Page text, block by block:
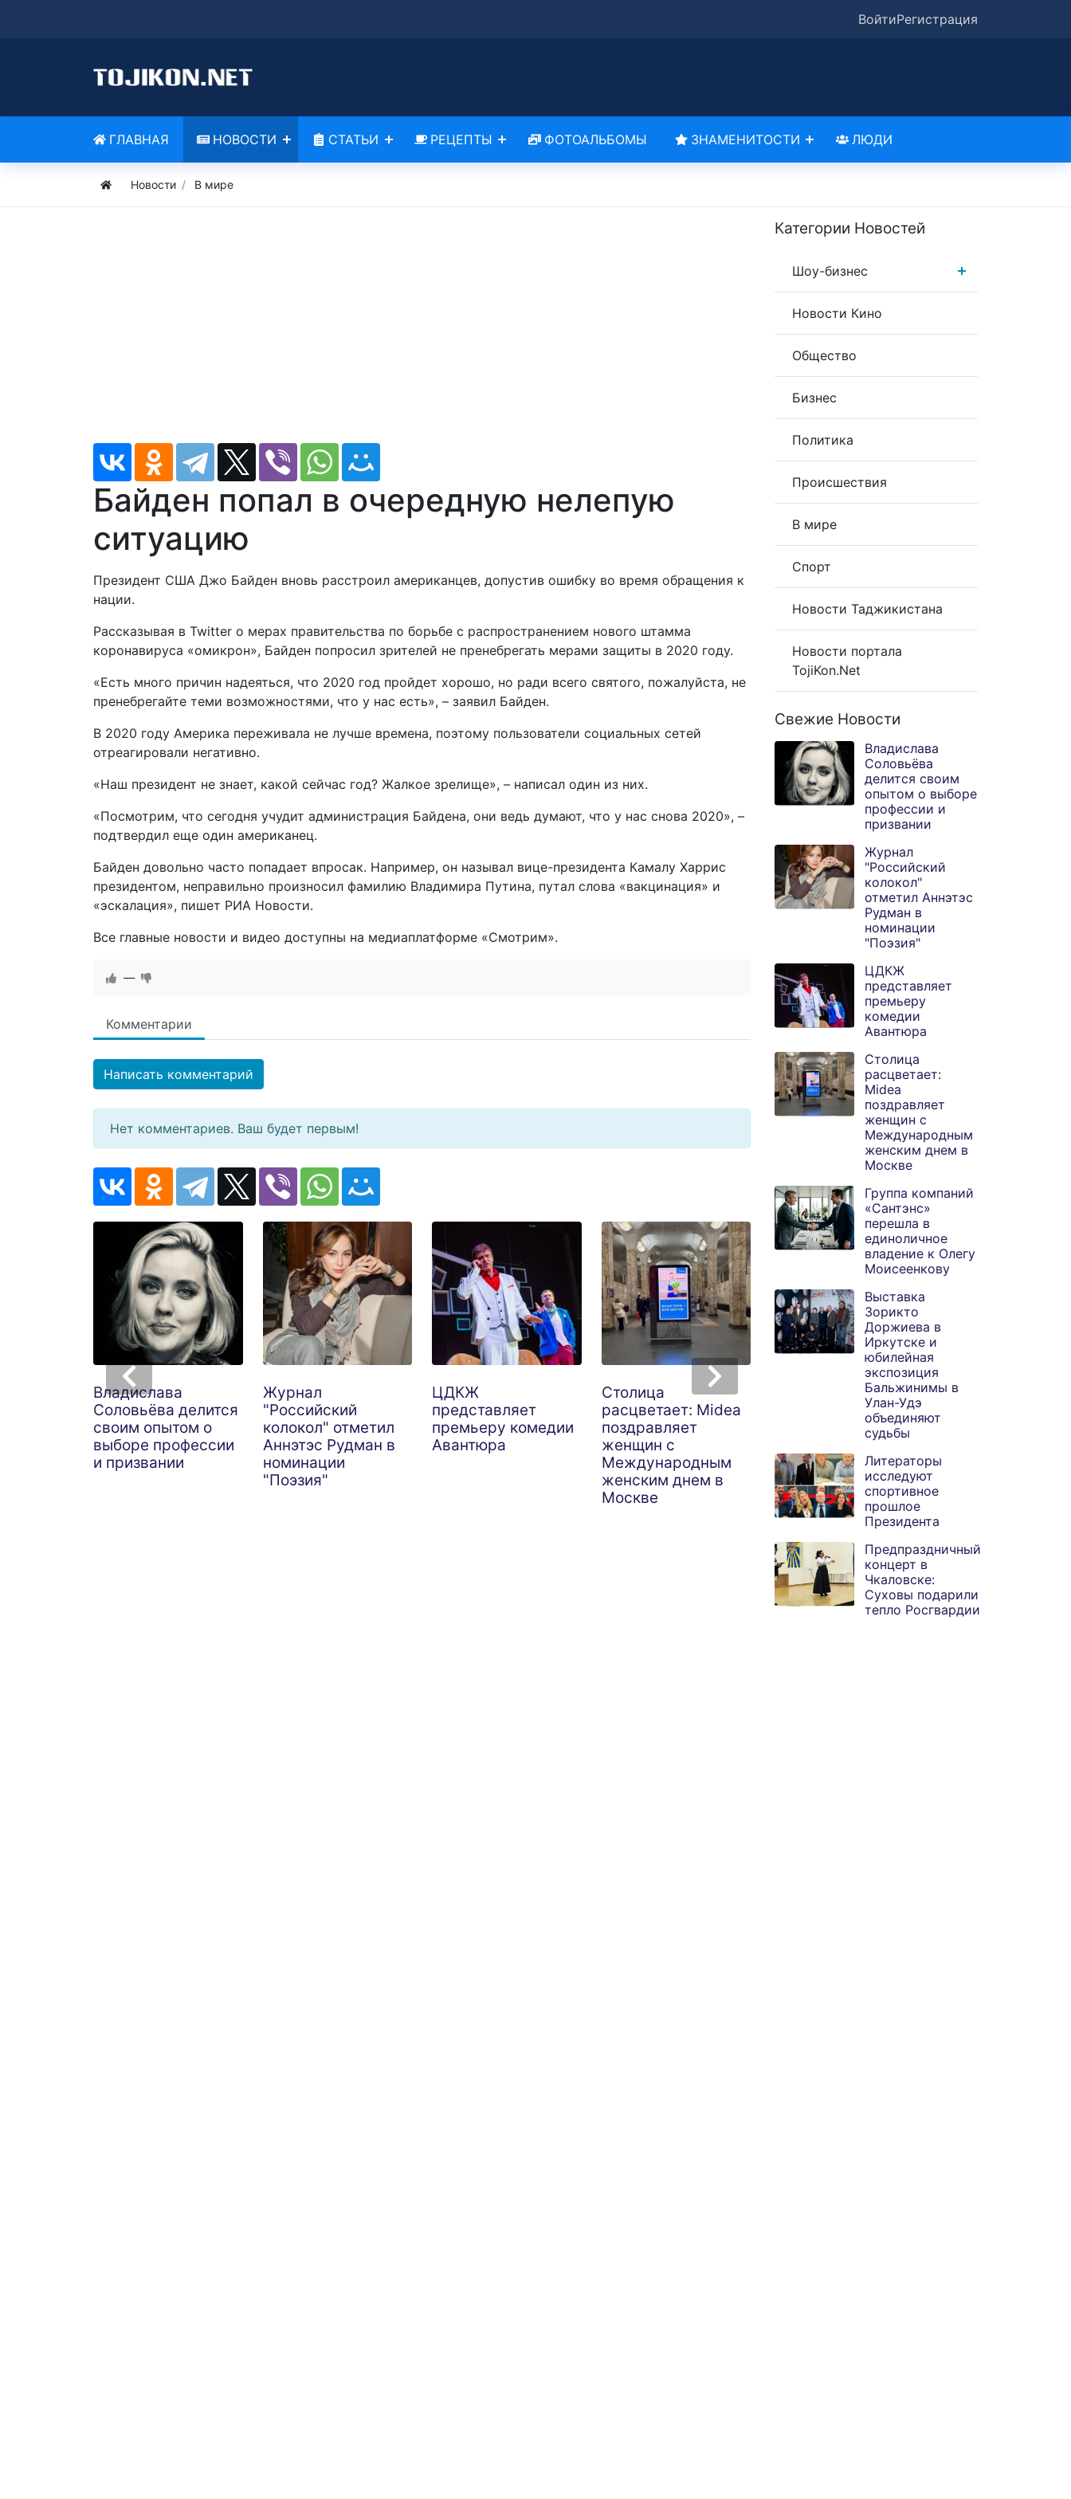
ВойтиРегистрация
ГЛАВНАЯ НОВОСТИ СТАТЬИ РЕЦЕПТЫ ФОТОАЛЬБОМЫ ЗНАМЕНИТОСТИ ЛЮДИ
Новости В мире
Байден попал в очередную нелепую
ситуацию
Президент США Джо Байден вновь расстроил американцев, допустив ошибку во время обращения к
нации.
Рассказывая в Twitter о мерах правительства по борьбе с распространением нового штамма
коронавируса «омикрон», Байден попросил зрителей не пренебрегать мерами защиты в 2020 году.
«Есть много причин надеяться, что 2020 год пройдет хорошо, но ради всего святого, пожалуйста, не
пренебрегайте теми возможностями, что у нас есть», – заявил Байден.
В 2020 году Америка переживала не лучше времена, поэтому пользователи социальных сетей
отреагировали негативно.
«Наш президент не знает, какой сейчас год? Жалкое зрелище», – написал один из них.
«Посмотрим, что сегодня учудит администрация Байдена, они ведь думают, что у нас снова 2020», –
подтвердил еще один американец.
Байден довольно часто попадает впросак. Например, он называл вице-президента Камалу Харрис
президентом, неправильно произносил фамилию Владимира Путина, путал слова «вакцинация» и
«эскалация», пишет РИА Новости.
Все главные новости и видео доступны на медиаплатформе «Смотрим».
—
Комментарии
Написать комментарий
Нет комментариев. Ваш будет первым!
Владислава
Соловьёва делится
своим опытом о
выборе профессии
и призвании
Журнал
"Российский
колокол" отметил
Аннэтэс Рудман в
номинации
"Поэзия"
ЦДКЖ
представляет
премьеру комедии
Авантюра
Столица
расцветает: Midea
поздравляет
женщин с
Международным
женским днем в
Москве
Группа компаний
«Сантэнс» перешла
в единоличное
владение к Олегу
Моисеенкову
Выставка
экспозиция
Категории Новостей
Шоу-бизнес
Новости Кино
Общество
Бизнес
Политика
Происшествия
В мире
Спорт
Новости Таджикистана
Новости портала
TojiKon.Net
Свежие Новости
Владислава
Соловьёва
делится своим
опытом о выборе
профессии и
призвании
Журнал
"Российский
колокол"
отметил Аннэтэс
Рудман в
номинации
"Поэзия"
ЦДКЖ
представляет
премьеру
комедии
Авантюра
Столица
расцветает:
Midea
поздравляет
женщин с
Международным
женским днем в
Москве
Группа компаний
«Сантэнс»
перешла в
единоличное
владение к Олегу
Моисеенкову
Выставка
Зорикто
Доржиева в
Иркутске и
юбилейная
экспозиция
Бальжинимы в
Улан-Удэ
объединяют
судьбы
Литераторы
исследуют
спортивное
прошлое
Президента
Предпраздничный
концерт в
Чкаловске:
Суховы подарили
тепло Росгвардии